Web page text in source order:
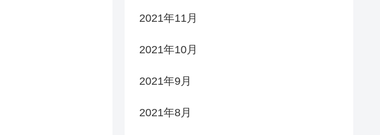
2021年11月
2021年10月
2021年9月
2021年8月